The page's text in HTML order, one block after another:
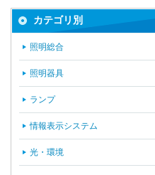
カテゴリ別
照明総合
照明器具
ランプ
情報表示システム
光・環境